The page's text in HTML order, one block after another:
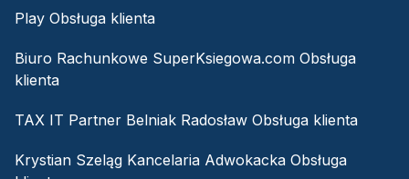
Play Obsługa klienta
Biuro Rachunkowe SuperKsiegowa.com Obsługa
klienta
TAX IT Partner Belniak Radosław Obsługa klienta
Krystian Szeląg Kancelaria Adwokacka Obsługa